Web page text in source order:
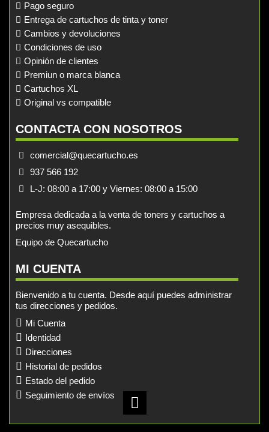
Pago seguro
Entrega de cartuchos de tinta y toner
Cambios y devoluciones
Condiciones de uso
Opinión de clientes
Premiun o marca blanca
Cartuchos XL
Original vs compatible
CONTACTA CON NOSOTROS
comercial@quecartucho.es
937 566 192
L-J: 08:00 a 17:00 y Viernes: 08:00 a 15:00
Empresa dedicada a la venta de toners y cartuchos a
precios muy asequibles.
Equipo de Quecartucho
MI CUENTA
Bienvenido a tu cuenta. Desde aquí puedes administrar
tus direcciones y pedidos.
Mi Cuenta
Identidad
Direcciones
Historial de pedidos
Estado del pedido
Seguimiento de envíos